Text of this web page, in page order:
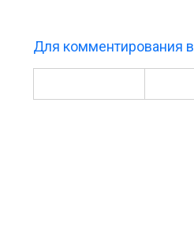
Для комментирования